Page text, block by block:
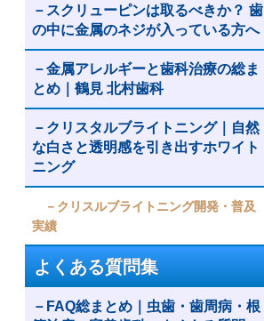
スクリューピンは取るべきか？ 歯
の中に金属のネジが入っている方へ
金属アレルギーと歯科治療の総ま
とめ｜鶴見 北村歯科
クリスタルブライトニング｜自然
な白さと透明感を引き出すホワイト
ニング
クリスルブライトニング開発・普及
実績
よくある質問集
FAQ総まとめ｜虫歯・歯周病・根